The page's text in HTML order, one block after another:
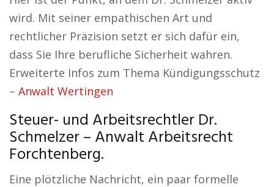
wird. Mit seiner empathischen Art und
rechtlicher Präzision setzt er sich dafür ein,
dass Sie Ihre berufliche Sicherheit wahren.
Erweiterte Infos zum Thema Kündigungsschutz
– Anwalt Wertingen
Steuer- und Arbeitsrechtler Dr.
Schmelzer – Anwalt Arbeitsrecht
Forchtenberg.
Eine plötzliche Nachricht, ein paar formelle